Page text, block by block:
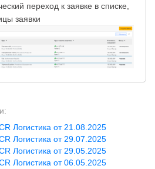
переход к заявке в списке,
заявки
Логистика от 21.08.2025
Логистика от 29.07.2025
Логистика от 29.05.2025
Логистика от 06.05.2025